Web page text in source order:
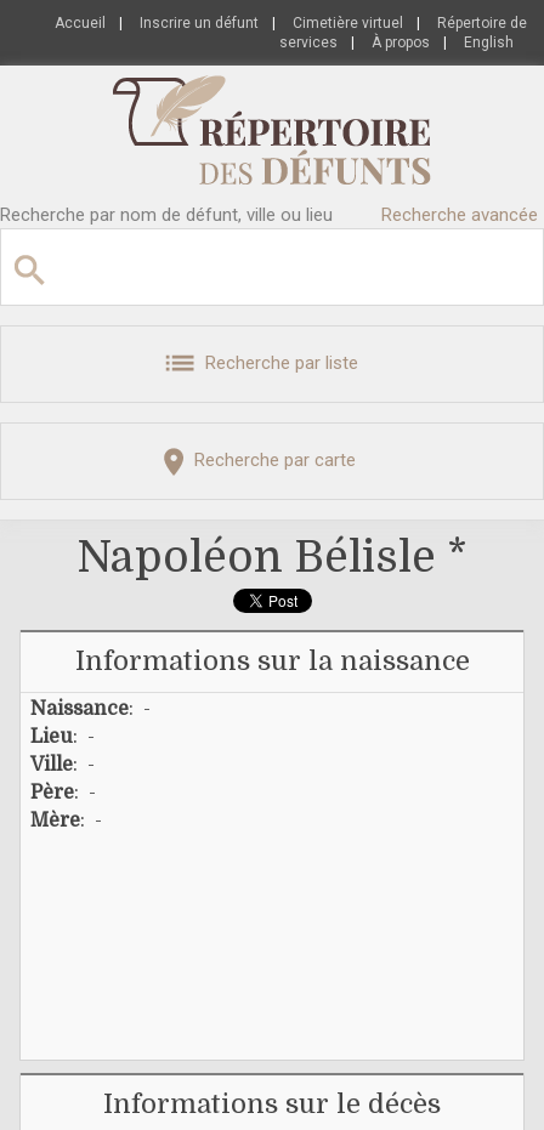
Accueil Inscrire un défunt Cimetière virtuel
Répertoire de
services
À propos English
Recherche par nom de défunt, ville ou lieu Recherche avancée
Recherche par liste
Recherche par carte
Napoléon Bélisle *
Informations sur la naissance
Naissance: -
Lieu: -
Ville: -
Père: -
Mère: -
Informations sur le décès